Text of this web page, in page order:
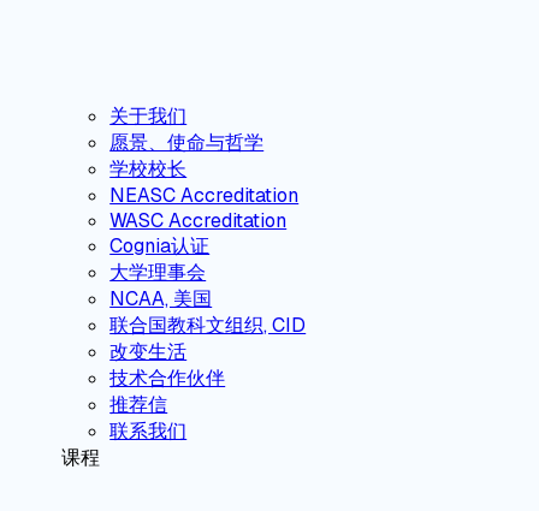
关于我们
愿景、使命与哲学
学校校长
NEASC Accreditation
WASC Accreditation
Cognia认证
大学理事会
NCAA, 美国
联合国教科文组织, CID
改变生活
技术合作伙伴
推荐信
联系我们
课程